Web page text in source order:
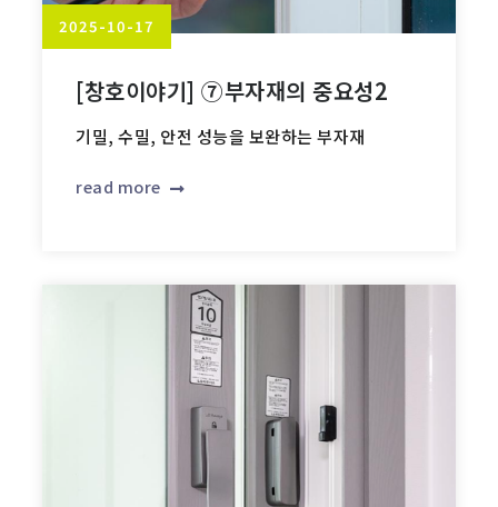
2025-10-17
[창호이야기] ⑦부자재의 중요성2
기밀, 수밀, 안전 성능을 보완하는 부자재
read more